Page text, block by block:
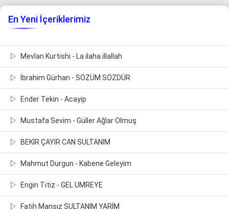
En Yeni İçeriklerimiz
Mevlan Kurtishi - La ilaha illallah
İbrahim Gürhan - SÖZÜM SÖZDÜR
Ender Tekin - Acayip
Mustafa Sevim - Güller Ağlar Olmuş
BEKİR ÇAYIR CAN SULTANIM
Mahmut Durgun - Kabene Geleyim
Engin Titiz - GEL UMREYE
Fatih Mansız SULTANIM YARİM